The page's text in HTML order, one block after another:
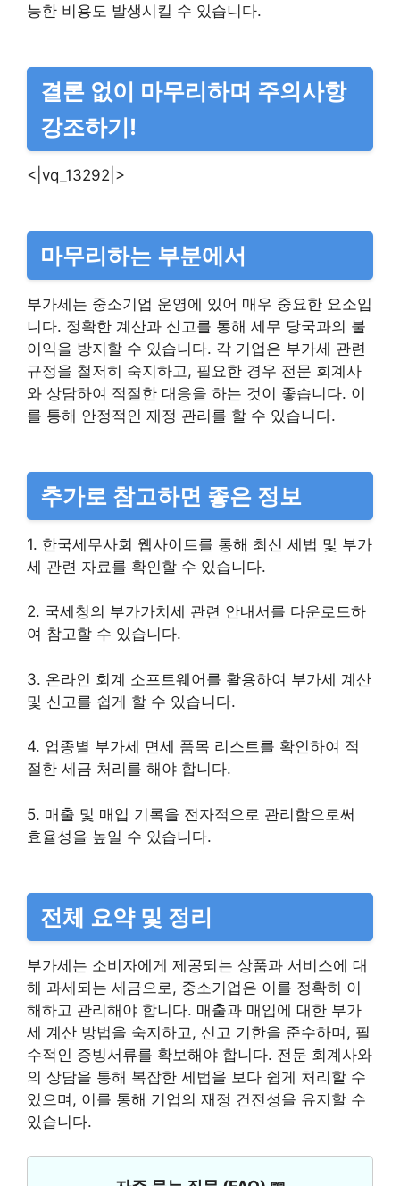
능한 비용도 발생시킬 수 있습니다.
결론 없이 마무리하며 주의사항
강조하기!
<|vq_13292|>
마무리하는 부분에서
부가세는 중소기업 운영에 있어 매우 중요한 요소입
니다. 정확한 계산과 신고를 통해 세무 당국과의 불
이익을 방지할 수 있습니다. 각 기업은 부가세 관련
규정을 철저히 숙지하고, 필요한 경우 전문 회계사
와 상담하여 적절한 대응을 하는 것이 좋습니다. 이
를 통해 안정적인 재정 관리를 할 수 있습니다.
추가로 참고하면 좋은 정보
1. 한국세무사회 웹사이트를 통해 최신 세법 및 부가
세 관련 자료를 확인할 수 있습니다.
2. 국세청의 부가가치세 관련 안내서를 다운로드하
여 참고할 수 있습니다.
3. 온라인 회계 소프트웨어를 활용하여 부가세 계산
및 신고를 쉽게 할 수 있습니다.
4. 업종별 부가세 면세 품목 리스트를 확인하여 적
절한 세금 처리를 해야 합니다.
5. 매출 및 매입 기록을 전자적으로 관리함으로써
효율성을 높일 수 있습니다.
전체 요약 및 정리
부가세는 소비자에게 제공되는 상품과 서비스에 대
해 과세되는 세금으로, 중소기업은 이를 정확히 이
해하고 관리해야 합니다. 매출과 매입에 대한 부가
세 계산 방법을 숙지하고, 신고 기한을 준수하며, 필
수적인 증빙서류를 확보해야 합니다. 전문 회계사와
의 상담을 통해 복잡한 세법을 보다 쉽게 처리할 수
있으며, 이를 통해 기업의 재정 건전성을 유지할 수
있습니다.